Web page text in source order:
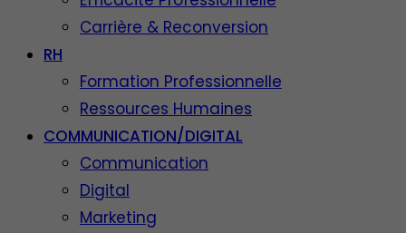
Carrière & Reconversion
RH
Formation Professionnelle
Ressources Humaines
COMMUNICATION/DIGITAL
Communication
Digital
Marketing